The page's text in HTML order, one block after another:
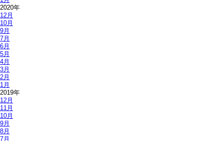
2020年
12月
10月
9月
7月
6月
5月
4月
3月
2月
1月
2019年
12月
11月
10月
9月
8月
7月